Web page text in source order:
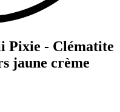
Pixie - Clématite
jaune crème